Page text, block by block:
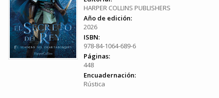
HARPER COLLINS PUBLISHERS
Año de edición:
2026
ISBN:
978-84-1064-689-6
Páginas:
448
Encuadernación:
Rústica